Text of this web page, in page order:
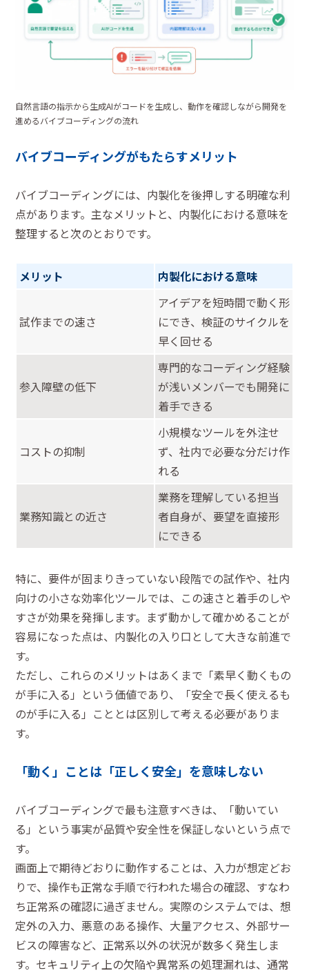
自然言語の指示から生成AIがコードを生成し、動作を確認しながら開発を
進めるバイブコーディングの流れ
バイブコーディングがもたらすメリット
バイブコーディングには、内製化を後押しする明確な利
点があります。主なメリットと、内製化における意味を
整理すると次のとおりです。
メリット 内製化における意味
試作までの速さ
アイデアを短時間で動く形
にでき、検証のサイクルを
早く回せる
参入障壁の低下
専門的なコーディング経験
が浅いメンバーでも開発に
着手できる
コストの抑制
小規模なツールを外注せ
ず、社内で必要な分だけ作
れる
業務知識との近さ
業務を理解している担当
者自身が、要望を直接形
にできる
特に、要件が固まりきっていない段階での試作や、社内
向けの小さな効率化ツールでは、この速さと着手のしや
すさが効果を発揮します。まず動かして確かめることが
容易になった点は、内製化の入り口として大きな前進で
す。
ただし、これらのメリットはあくまで「素早く動くもの
が手に入る」という価値であり、「安全で長く使えるも
のが手に入る」こととは区別して考える必要がありま
す。
「動く」ことは「正しく安全」を意味しない
バイブコーディングで最も注意すべきは、「動いてい
る」という事実が品質や安全性を保証しないという点で
す。
画面上で期待どおりに動作することは、入力が想定どお
りで、操作も正常な手順で行われた場合の確認、すなわ
ち正常系の確認に過ぎません。実際のシステムでは、想
定外の入力、悪意のある操作、大量アクセス、外部サー
ビスの障害など、正常系以外の状況が数多く発生しま
す。セキュリティ上の欠陥や異常系の処理漏れは、通常